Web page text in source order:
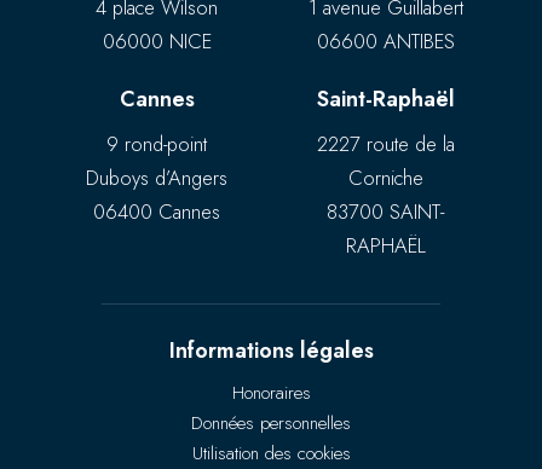
4 place Wilson
06000 NICE
1 avenue Guillabert
06600 ANTIBES
Cannes
9 rond-point
Duboys d’Angers
06400 Cannes
Saint-Raphaël
2227 route de la
Corniche
83700 SAINT-
RAPHAËL
Informations légales
Honoraires
Données personnelles
Utilisation des cookies